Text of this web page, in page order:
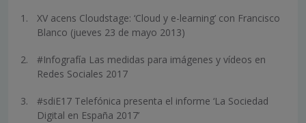
XV acens Cloudstage: ‘Cloud y e-learning’ con Francisco
Blanco (jueves 23 de mayo 2013)
#Infografía Las medidas para imágenes y vídeos en
Redes Sociales 2017
#sdiE17 Telefónica presenta el informe ‘La Sociedad
Digital en España 2017’